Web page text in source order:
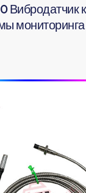
Вибродатчик
мониторинга